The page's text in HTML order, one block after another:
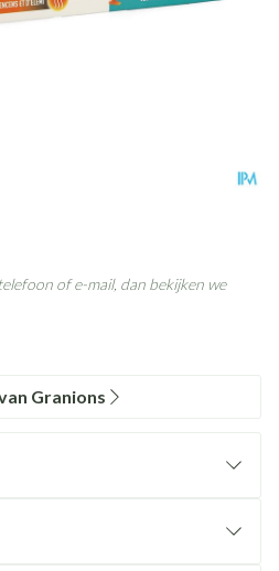
of e-mail, dan bekijken we
Granions